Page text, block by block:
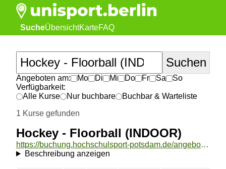
SucheÜbersichtKarteFAQ
Angeboten am: Mo Di Mi Do Fr Sa
So
Verfügbarkeit:
Alle Kurse
Nur buchbare
Buchbar & Warteliste
1 Kurse gefunden
Hockey - Floorball (INDOOR)
https://buchung.hochschulsport-potsdam.de/angebote/aktueller_zeitraum/_Hockey_-_Floorball__INDOOR_.html
Beschreibung anzeigen